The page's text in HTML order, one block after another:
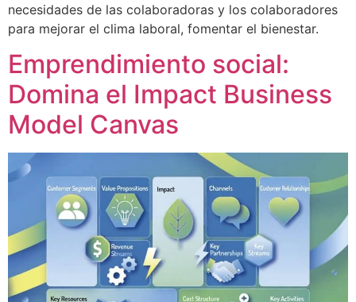
necesidades de las colaboradoras y los colaboradores
para mejorar el clima laboral, fomentar el bienestar.
Emprendimiento social:
Domina el Impact Business
Model Canvas